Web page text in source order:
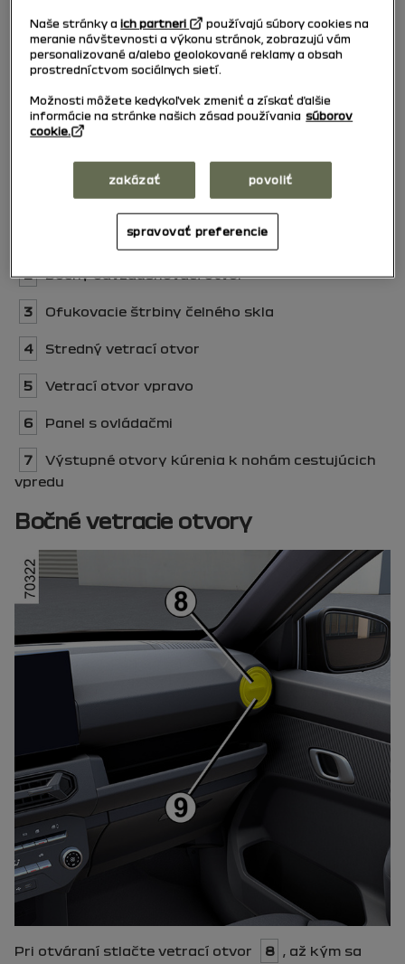
Vetrací otvor na ľavej strane
2 Bočný odvzdušňovací otvor
3 Ofukovacie štrbiny čelného skla
4 Stredný vetrací otvor
5 Vetrací otvor vpravo
6 Panel s ovládačmi
7
Výstupné otvory kúrenia k nohám cestujúcich
vpredu
Bočné vetracie otvory
Pri otváraní stlačte vetrací otvor 8
, až kým sa
Naše stránky aich partneri
používajú súbory cookies na
meranie návštevnosti a výkonu stránok, zobrazujú vám
personalizované a/alebo geolokované reklamy a obsah
prostredníctvom sociálnych sietí.
Možnosti môžete kedykoľvek zmeniť a získať ďalšie
informácie na stránke našich zásad používania súborov
cookie.
zakázať povoliť
spravovať preferencie